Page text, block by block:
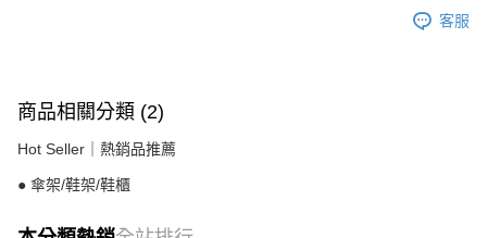
客服
商品相關分類 (2)
Hot Seller｜熱銷品推薦
● 傘架/鞋架/鞋櫃